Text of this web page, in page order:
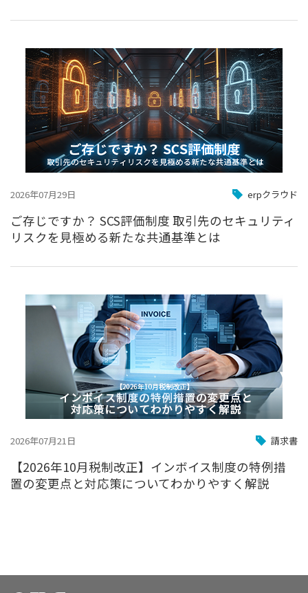
2026年07月29日 erpクラウド
ご存じですか？ SCS評価制度 取引先のセキュリティ
リスクを見極める新たな共通基準とは
2026年07月21日 請求書
【2026年10月税制改正】インボイス制度の特例措
置の変更点と対応策についてわかりやすく解説